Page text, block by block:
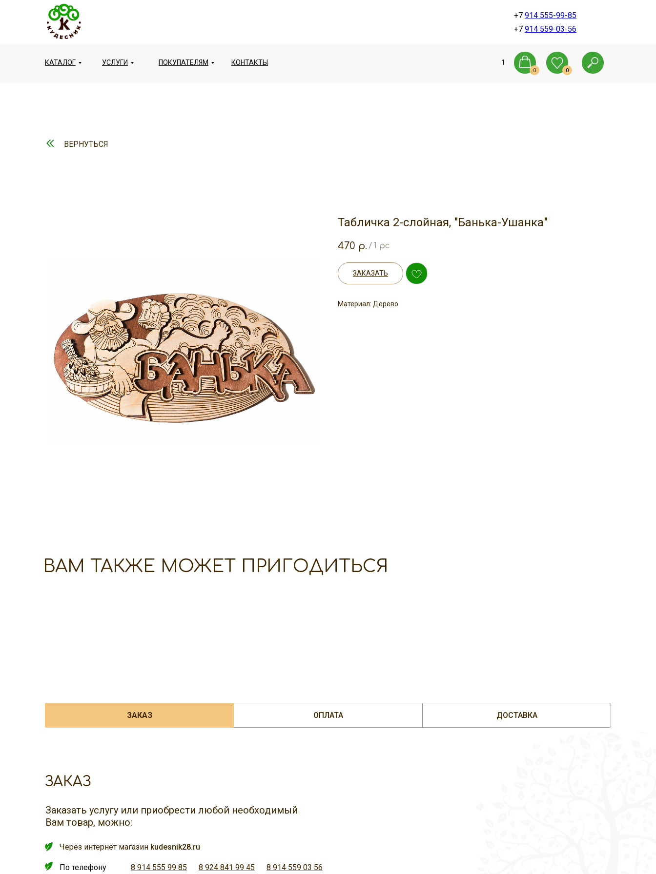
+7 914 559-03-56
+7 914 555-99-85
КОНТАКТЫ
КАТАЛОГ ПОКУПАТЕЛЯМ
УСЛУГИ
0 0
1
ВЕРНУТЬСЯ
Табличка 2-слойная, "Банька-Ушанка"
470 р. / 1 pc
ЗАКАЗАТЬ
Материал: Дерево
ВАМ ТАКЖЕ МОЖЕТ ПРИГОДИТЬСЯ
ЗАКАЗ ОПЛАТА ДОСТАВКА
ЗАКАЗ
8 914 555 99 85 8 924 841 99 45
По телефону 8 914 559 03 56
Через интернет магазин kudesnik28.ru
Заказать услугу или приобрести любой необходимый
Вам товар, можно: